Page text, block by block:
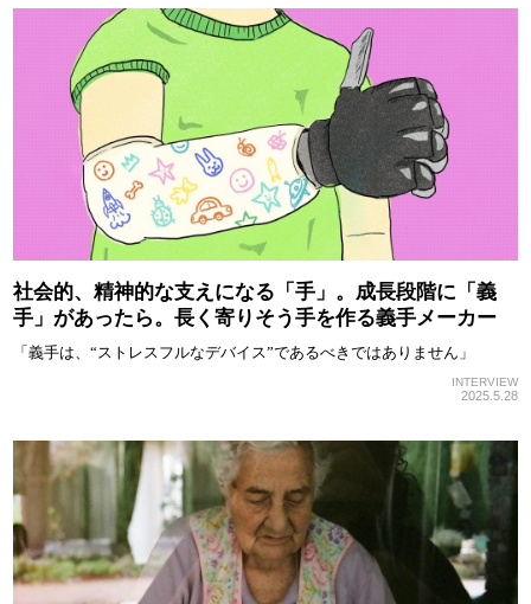
社会的、精神的な支えになる「手」。成長段階に「義
手」があったら。長く寄りそう手を作る義手メーカー
「義手は、“ストレスフルなデバイス”であるべきではありません」
INTERVIEW
2025.5.28